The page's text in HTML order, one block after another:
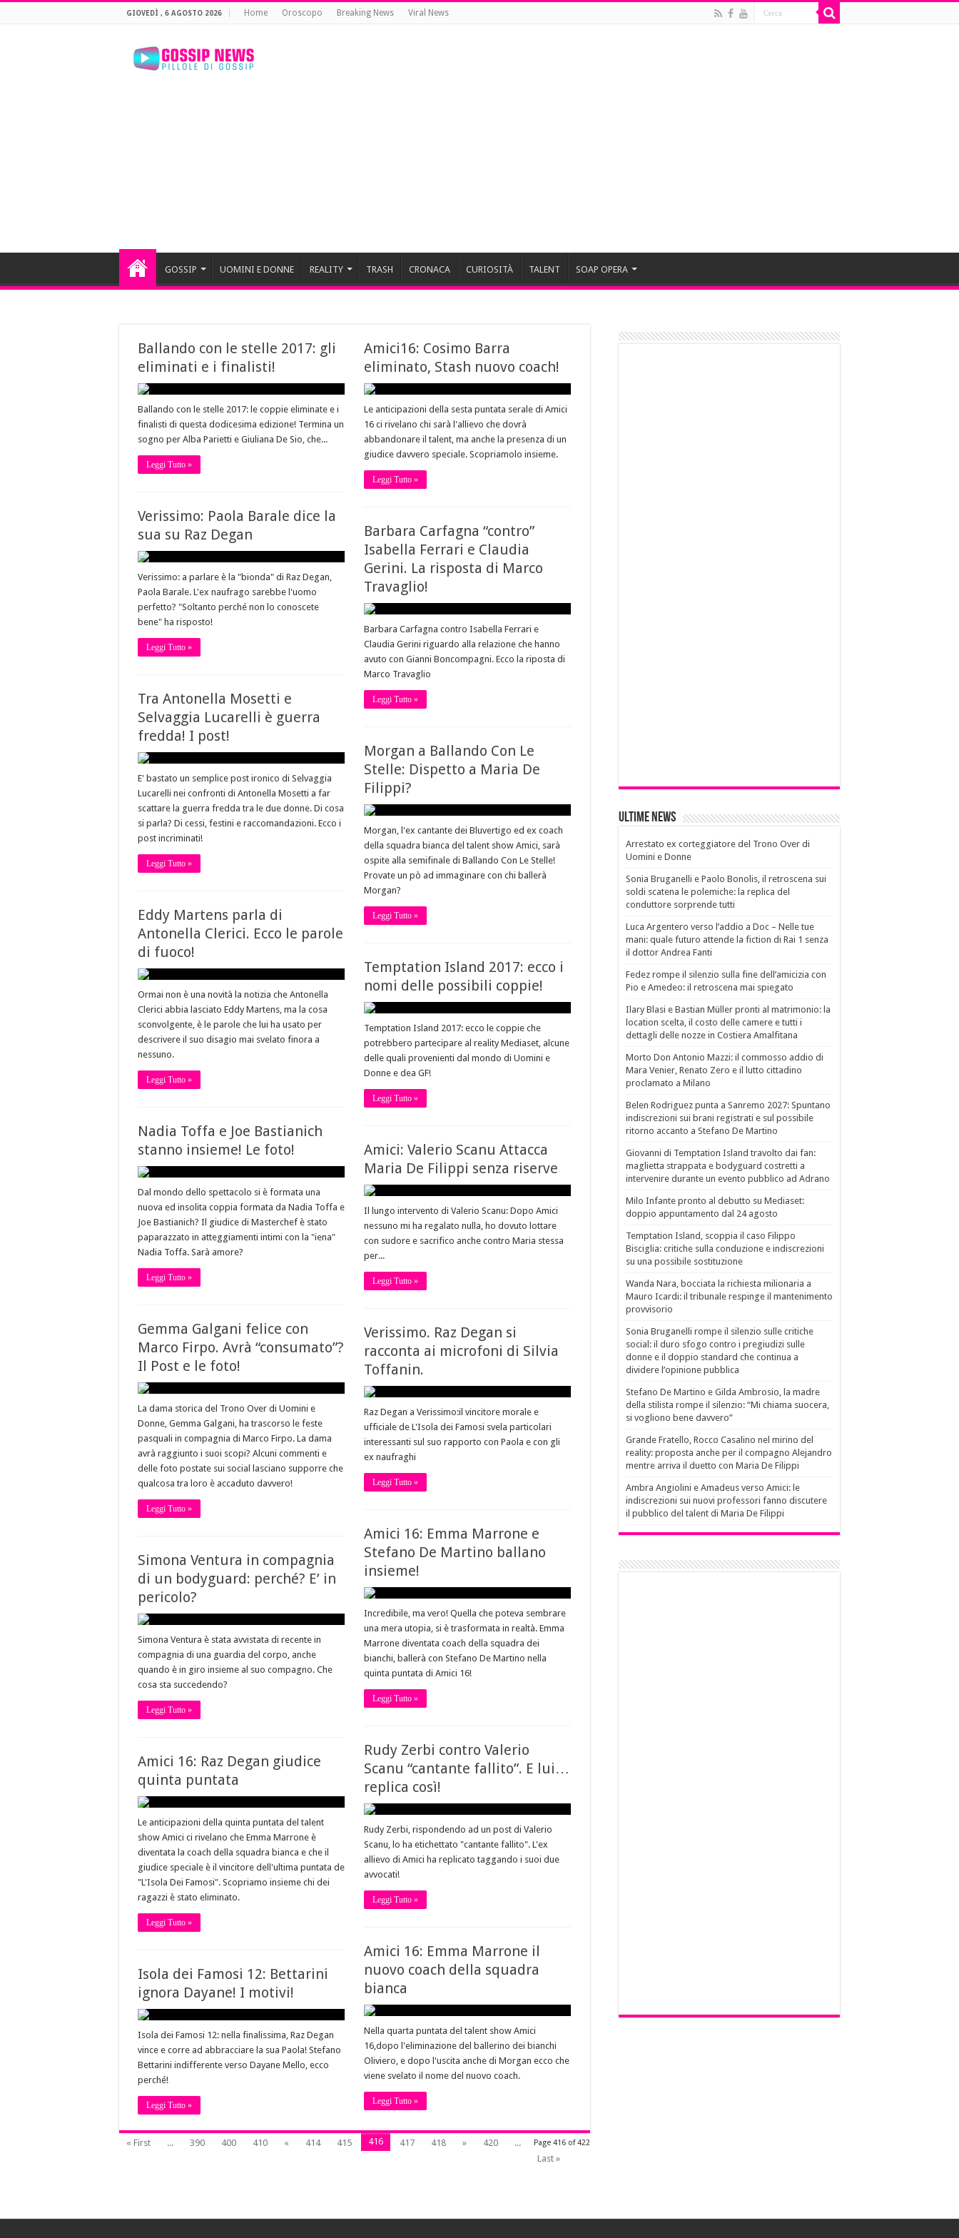
GIOVEDÌ , 6 AGOSTO 2026 Home Oroscopo Breaking News Viral News
GOSSIP UOMINI E DONNE REALITY TRASH CRONACA CURIOSITÀ TALENT SOAP OPERA
Ballando con le stelle 2017: gli
eliminati e i finalisti!
Ballando con le stelle 2017: le coppie eliminate e i
finalisti di questa dodicesima edizione! Termina un
sogno per Alba Parietti e Giuliana De Sio, che...
Leggi Tutto »
Amici16: Cosimo Barra
eliminato, Stash nuovo coach!
Le anticipazioni della sesta puntata serale di Amici
16 ci rivelano chi sarà l'allievo che dovrà
abbandonare il talent, ma anche la presenza di un
giudice davvero speciale. Scopriamolo insieme.
Leggi Tutto »
Verissimo: Paola Barale dice la
sua su Raz Degan
Verissimo: a parlare è la "bionda" di Raz Degan,
Paola Barale. L'ex naufrago sarebbe l'uomo
perfetto? "Soltanto perché non lo conoscete
bene" ha risposto!
Leggi Tutto »
Barbara Carfagna “contro”
Isabella Ferrari e Claudia
Gerini. La risposta di Marco
Travaglio!
Barbara Carfagna contro Isabella Ferrari e
Claudia Gerini riguardo alla relazione che hanno
avuto con Gianni Boncompagni. Ecco la riposta di
Marco Travaglio
Leggi Tutto »
Tra Antonella Mosetti e
Selvaggia Lucarelli è guerra
fredda! I post!
E' bastato un semplice post ironico di Selvaggia
Lucarelli nei confronti di Antonella Mosetti a far
scattare la guerra fredda tra le due donne. Di cosa
si parla? Di cessi, festini e raccomandazioni. Ecco i
post incriminati!
Leggi Tutto »
Morgan a Ballando Con Le
Stelle: Dispetto a Maria De
Filippi?
Morgan, l'ex cantante dei Bluvertigo ed ex coach
della squadra bianca del talent show Amici, sarà
ospite alla semifinale di Ballando Con Le Stelle!
Provate un pò ad immaginare con chi ballerà
Morgan?
Leggi Tutto »
Eddy Martens parla di
Antonella Clerici. Ecco le parole
di fuoco!
Ormai non è una novità la notizia che Antonella
Clerici abbia lasciato Eddy Martens, ma la cosa
sconvolgente, è le parole che lui ha usato per
descrivere il suo disagio mai svelato finora a
nessuno.
Leggi Tutto »
Temptation Island 2017: ecco i
nomi delle possibili coppie!
Temptation Island 2017: ecco le coppie che
potrebbero partecipare al reality Mediaset, alcune
delle quali provenienti dal mondo di Uomini e
Donne e dea GF!
Leggi Tutto »
Nadia Toffa e Joe Bastianich
stanno insieme! Le foto!
Dal mondo dello spettacolo si è formata una
nuova ed insolita coppia formata da Nadia Toffa e
Joe Bastianich? Il giudice di Masterchef è stato
paparazzato in atteggiamenti intimi con la "iena"
Nadia Toffa. Sarà amore?
Leggi Tutto »
Amici: Valerio Scanu Attacca
Maria De Filippi senza riserve
Il lungo intervento di Valerio Scanu: Dopo Amici
nessuno mi ha regalato nulla, ho dovuto lottare
con sudore e sacrifico anche contro Maria stessa
per...
Leggi Tutto »
Gemma Galgani felice con
Marco Firpo. Avrà “consumato”?
Il Post e le foto!
La dama storica del Trono Over di Uomini e
Donne, Gemma Galgani, ha trascorso le feste
pasquali in compagnia di Marco Firpo. La dama
avrà raggiunto i suoi scopi? Alcuni commenti e
delle foto postate sui social lasciano supporre che
qualcosa tra loro è accaduto davvero!
Leggi Tutto »
Verissimo. Raz Degan si
racconta ai microfoni di Silvia
Toffanin.
Raz Degan a Verissimo:il vincitore morale e
ufficiale de L'Isola dei Famosi svela particolari
interessanti sul suo rapporto con Paola e con gli
ex naufraghi
Leggi Tutto »
Amici 16: Emma Marrone e
Stefano De Martino ballano
insieme!
Incredibile, ma vero! Quella che poteva sembrare
una mera utopia, si è trasformata in realtà. Emma
Marrone diventata coach della squadra dei
bianchi, ballerà con Stefano De Martino nella
quinta puntata di Amici 16!
Leggi Tutto »
Simona Ventura in compagnia
di un bodyguard: perché? E’ in
pericolo?
Simona Ventura è stata avvistata di recente in
compagnia di una guardia del corpo, anche
quando è in giro insieme al suo compagno. Che
cosa sta succedendo?
Leggi Tutto »
Rudy Zerbi contro Valerio
Scanu “cantante fallito”. E lui…
replica così!
Rudy Zerbi, rispondendo ad un post di Valerio
Scanu, lo ha etichettato "cantante fallito". L'ex
allievo di Amici ha replicato taggando i suoi due
avvocati!
Leggi Tutto »
Amici 16: Raz Degan giudice
quinta puntata
Le anticipazioni della quinta puntata del talent
show Amici ci rivelano che Emma Marrone è
diventata la coach della squadra bianca e che il
giudice speciale è il vincitore dell'ultima puntata de
"L'Isola Dei Famosi". Scopriamo insieme chi dei
ragazzi è stato eliminato.
Leggi Tutto »
Amici 16: Emma Marrone il
nuovo coach della squadra
bianca
Nella quarta puntata del talent show Amici
16,dopo l'eliminazione del ballerino dei bianchi
Oliviero, e dopo l'uscita anche di Morgan ecco che
viene svelato il nome del nuovo coach.
Leggi Tutto »
Isola dei Famosi 12: Bettarini
ignora Dayane! I motivi!
Isola dei Famosi 12: nella finalissima, Raz Degan
vince e corre ad abbracciare la sua Paola! Stefano
Bettarini indifferente verso Dayane Mello, ecco
perché!
Leggi Tutto »
Page 416 of 422
« First ... 390 400 410 « 414 415 416 417 418 » 420
...
Last »
Ultime News
Arrestato ex corteggiatore del Trono Over di
Uomini e Donne
Sonia Bruganelli e Paolo Bonolis, il retroscena sui
soldi scatena le polemiche: la replica del
conduttore sorprende tutti
Luca Argentero verso l’addio a Doc – Nelle tue
mani: quale futuro attende la fiction di Rai 1 senza
il dottor Andrea Fanti
Fedez rompe il silenzio sulla fine dell’amicizia con
Pio e Amedeo: il retroscena mai spiegato
Ilary Blasi e Bastian Müller pronti al matrimonio: la
location scelta, il costo delle camere e tutti i
dettagli delle nozze in Costiera Amalfitana
Morto Don Antonio Mazzi: il commosso addio di
Mara Venier, Renato Zero e il lutto cittadino
proclamato a Milano
Belen Rodriguez punta a Sanremo 2027: Spuntano
indiscrezioni sui brani registrati e sul possibile
ritorno accanto a Stefano De Martino
Giovanni di Temptation Island travolto dai fan:
maglietta strappata e bodyguard costretti a
intervenire durante un evento pubblico ad Adrano
Milo Infante pronto al debutto su Mediaset:
doppio appuntamento dal 24 agosto
Temptation Island, scoppia il caso Filippo
Bisciglia: critiche sulla conduzione e indiscrezioni
su una possibile sostituzione
Wanda Nara, bocciata la richiesta milionaria a
Mauro Icardi: il tribunale respinge il mantenimento
provvisorio
Sonia Bruganelli rompe il silenzio sulle critiche
social: il duro sfogo contro i pregiudizi sulle
donne e il doppio standard che continua a
dividere l’opinione pubblica
Stefano De Martino e Gilda Ambrosio, la madre
della stilista rompe il silenzio: “Mi chiama suocera,
si vogliono bene davvero”
Grande Fratello, Rocco Casalino nel mirino del
reality: proposta anche per il compagno Alejandro
mentre arriva il duetto con Maria De Filippi
Ambra Angiolini e Amadeus verso Amici: le
indiscrezioni sui nuovi professori fanno discutere
il pubblico del talent di Maria De Filippi